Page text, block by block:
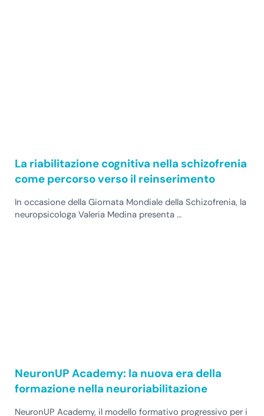
La riabilitazione cognitiva nella schizofrenia
come percorso verso il reinserimento
In occasione della Giornata Mondiale della Schizofrenia, la
neuropsicologa Valeria Medina presenta …
NeuronUP Academy: la nuova era della
formazione nella neuroriabilitazione
NeuronUP Academy, il modello formativo progressivo per i